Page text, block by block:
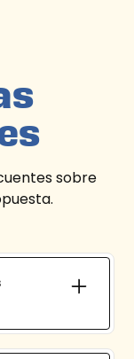
sobre
curso